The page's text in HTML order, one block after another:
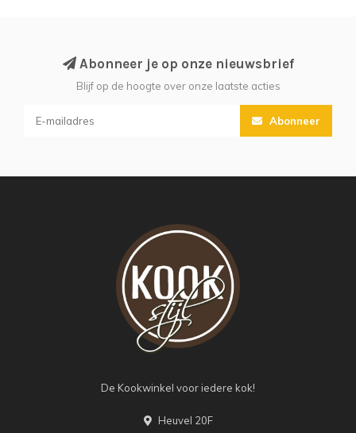
Abonneer je op onze nieuwsbrief
Blijf op de hoogte over onze laatste acties
Abonneer
De Kookwinkel voor iedere kok!
Heuvel 20F